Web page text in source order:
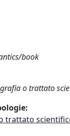
book
o trattato
trattato